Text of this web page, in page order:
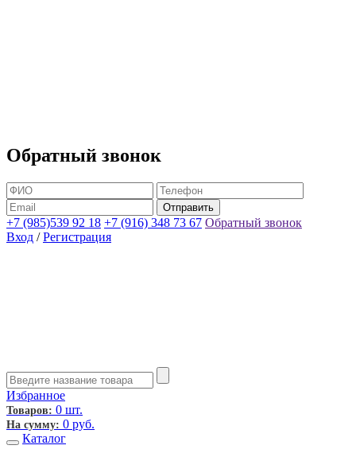
Обратный звонок
+7 (985)539 92 18 +7 (916) 348 73 67 Обратный звонок
Вход / Регистрация
Избранное
Товаров: 0 шт.
На сумму: 0 руб.
Каталог